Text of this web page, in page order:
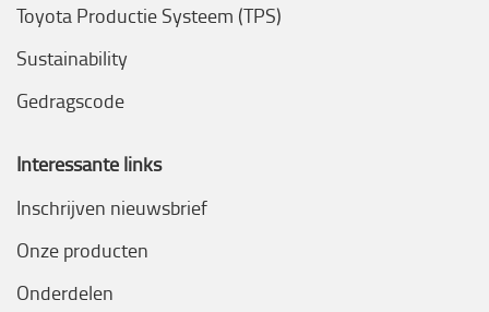
Toyota Productie Systeem (TPS)
Sustainability
Gedragscode
Interessante links
Inschrijven nieuwsbrief
Onze producten
Onderdelen